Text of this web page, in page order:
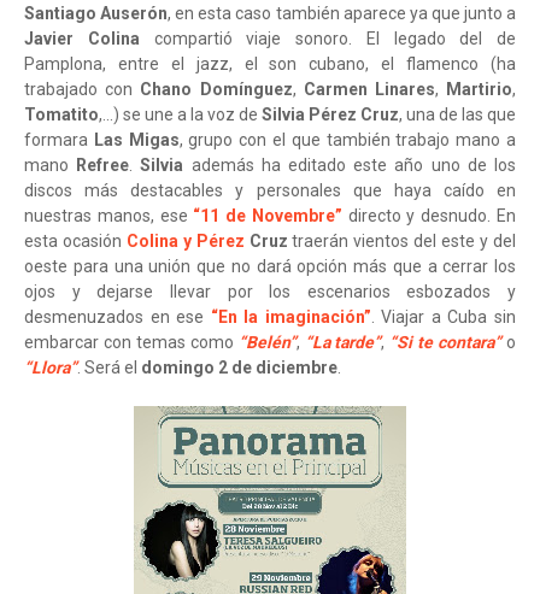
Santiago Auserón, en esta caso también aparece ya que junto a
Javier Colina compartió viaje sonoro. El legado del de
Pamplona, entre el jazz, el son cubano, el flamenco (ha
trabajado con Chano Domínguez, Carmen Linares, Martirio,
Tomatito,...) se une a la voz de Silvia Pérez Cruz, una de las que
formara Las Migas, grupo con el que también trabajo mano a
mano
Refree.Silvia además ha editado este año uno de los
discos más destacables y personales que haya caído en
nuestras manos, ese “11 de Novembre” directo y desnudo. En
esta ocasión Colina y Pérez Cruz traerán vientos del este y del
oeste para una unión que no dará opción más que a cerrar los
ojos y dejarse llevar por los escenarios esbozados y
desmenuzados en ese “En la imaginación”. Viajar a Cuba sin
embarcar con temas como “Belén”, “La tarde”, “Si te contara”o
“Llora”. Será el domingo 2 de diciembre.